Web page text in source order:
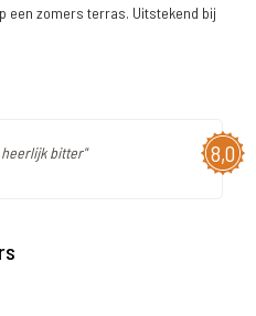
een zomers terras. Uitstekend bij
8,0
bitter"